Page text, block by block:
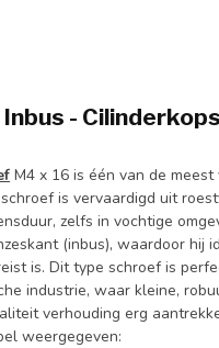
-
M4 x 16 is één van de
is vervaardigd uit
zelfs in vochtige
(inbus), waardoor hij
is. Dit type schroef is
industrie, waar kleine,
verhouding erg
weergegeven: